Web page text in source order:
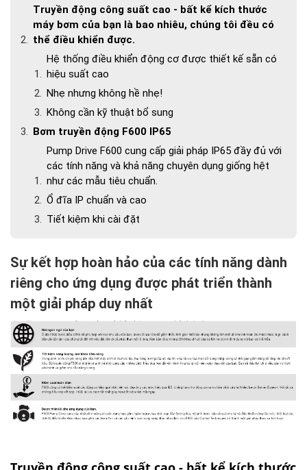
Truyền động công suất cao - bất kể kích thước
máy bơm của bạn là bao nhiêu, chúng tôi đều có
thể điều khiển được.
Hệ thống điều khiển động cơ được thiết kế sẵn có
hiệu suất cao
Nhẹ nhưng không hề nhẹ!
Không cần kỹ thuật bổ sung
Bơm truyền động F600 IP65
Pump Drive F600 cung cấp giải pháp IP65 đầy đủ với
các tính năng và khả năng chuyên dụng giống hệt
như các mẫu tiêu chuẩn.
Ổ đĩa IP chuẩn và cao
Tiết kiệm khi cài đặt
Tự động phục hồi lỗi
Giới hạn bảo vệ
Bảo vệ mất mát đầu dò
Chế độ lửa
Tiết kiệm năng lượng thông qua nhiều tính năng
tiết kiệm năng lượng
Tiết kiệm tải thấp
Chế độ ngủ
F600 có tính năng kiểm soát được tối ưu hóa cho
các ứng dụng lưu lượng của bạn
Phòng ngừa chạy thử
Sự kết hợp hoàn hảo của các tính năng dành
riêng cho ứng dụng được phát triển thành
một giải pháp duy nhất